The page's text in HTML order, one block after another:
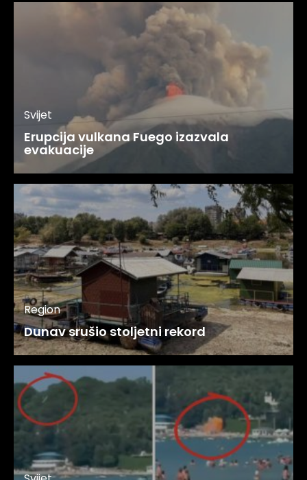
Svijet
Erupcija vulkana Fuego izazvala
evakuacije
Region
Dunav srušio stoljetni rekord